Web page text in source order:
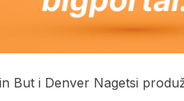
But i Denver Nagetsi